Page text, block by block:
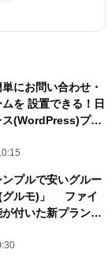
にお問い合わせ・
を 設置できる！日
ス(WordPress)プラ
Maker」をリリ
プルで安いグルー
グルモ)」 ファイ
付いた新プランを